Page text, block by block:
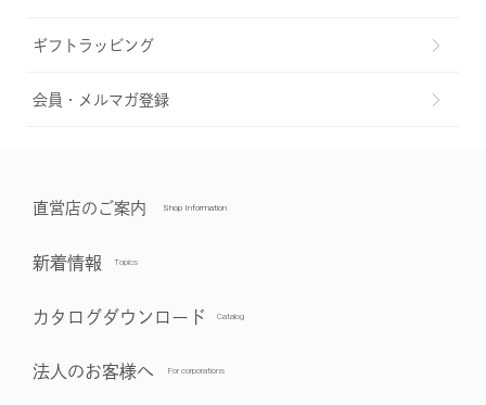
ギフトラッビング
会員・メルマガ登録
直営店のご案内
新着情報
カタログダウンロード
法人のお客様へ